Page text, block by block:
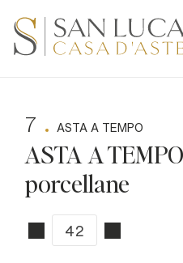
7 ASTA A TEMPO
ASTA A
porcellane